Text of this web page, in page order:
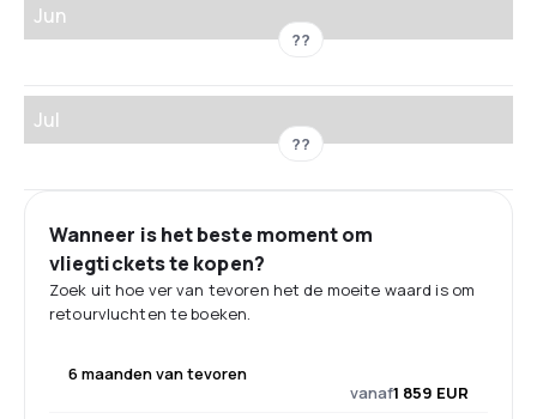
Jun
??
Jul
??
Wanneer is het beste moment om
vliegtickets te kopen?
Zoek uit hoe ver van tevoren het de moeite waard is om
retourvluchten te boeken.
6 maanden van tevoren
vanaf1 859 EUR